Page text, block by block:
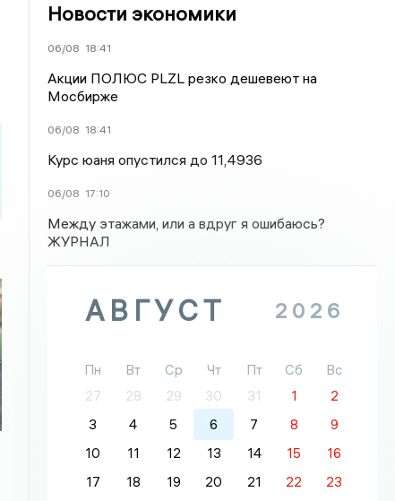
Новости экономики
06/08 18:41
Акции ПОЛЮС PLZL резко дешевеют на
Мосбирже
06/08 18:41
Курс юаня опустился до 11,4936
06/08 17:10
Между этажами, или а вдруг я ошибаюсь?
ЖУРНАЛ
АВГУСТ 2026
Пн Вт Ср Чт Пт Сб
Вс
27
28 29 30 31 1
2
3
4 5 6 7 8
9
10
11 12 13 14 15
16
17
18 19 20 21 22
23